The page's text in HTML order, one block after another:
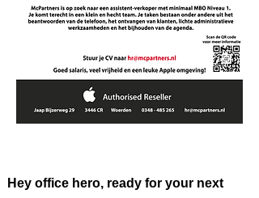
Hey office hero, ready for your next